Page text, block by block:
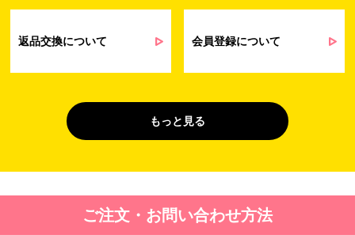
問い合わせへの対応のため
た場合のご対応のため
受託業務
（間接取得）
契約した小売店より委託された先への納
４. 個人情報を第三者に提供することが予定される場合の事項
第三者に提供する目的：パーソナライズ広告配信および効果測定・
最適化のため。
返品交換について 会員登録について
もっと見る
ご注文・お問い合わせ方法